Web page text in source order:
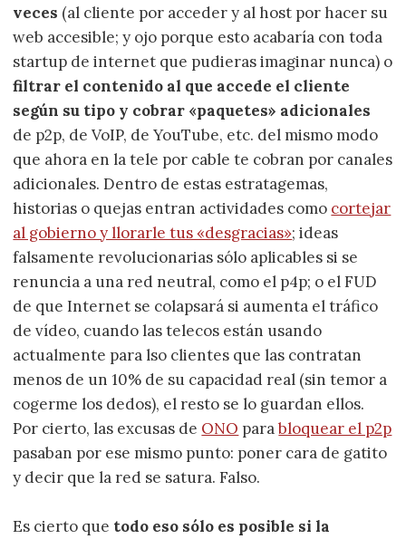
veces (al cliente por acceder y al host por hacer su
web accesible; y ojo porque esto acabaría con toda
startup de internet que pudieras imaginar nunca) o
filtrar el contenido al que accede el cliente
según su tipo y cobrar «paquetes» adicionales
de p2p, de VoIP, de YouTube, etc. del mismo modo
que ahora en la tele por cable te cobran por canales
adicionales. Dentro de estas estratagemas,
historias o quejas entran actividades como cortejar
al gobierno y llorarle tus «desgracias»; ideas
falsamente revolucionarias sólo aplicables si se
renuncia a una red neutral, como el p4p; o el FUD
de que Internet se colapsará si aumenta el tráfico
de vídeo, cuando las telecos están usando
actualmente para lso clientes que las contratan
menos de un 10% de su capacidad real (sin temor a
cogerme los dedos), el resto se lo guardan ellos.
Por cierto, las excusas de ONO parabloquear el p2p
pasaban por ese mismo punto: poner cara de gatito
y decir que la red se satura. Falso.
Es cierto que todo eso sólo es posible si la